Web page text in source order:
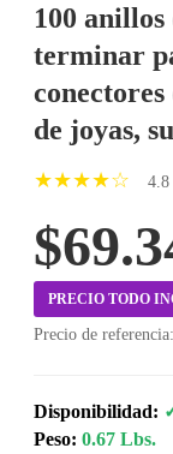
100
terminar
de joyas,
★★★★☆ 4.8
PRECIO TODO
Precio de
Disponibilidad:
Peso: 0.67 Lbs.